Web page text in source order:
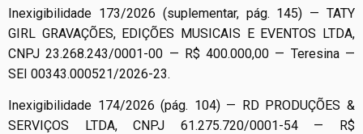
Inexigibilidade 173/2026 (suplementar, pág. 145) — TATY
GIRL GRAVAÇÕES, EDIÇÕES MUSICAIS E EVENTOS LTDA,
CNPJ 23.268.243/0001-00 — R$ 400.000,00 — Teresina —
SEI 00343.000521/2026-23.
Inexigibilidade 174/2026 (pág. 104) — RD PRODUÇÕES &
SERVIÇOS LTDA, CNPJ 61.275.720/0001-54 — R$